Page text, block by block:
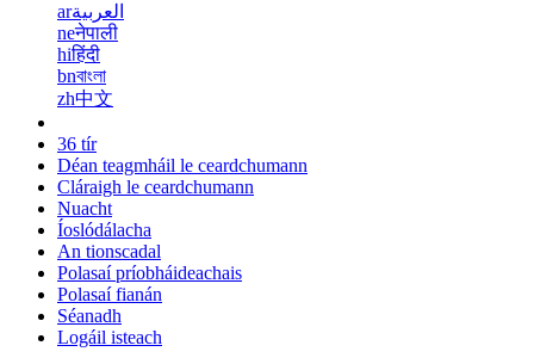
arالعربية
neनेपाली
hiहिंदी
bnবাংলা
zh中文
36 tír
Déan teagmháil le ceardchumann
Cláraigh le ceardchumann
Nuacht
Íoslódálacha
An tionscadal
Polasaí príobháideachais
Polasaí fianán
Séanadh
Logáil isteach